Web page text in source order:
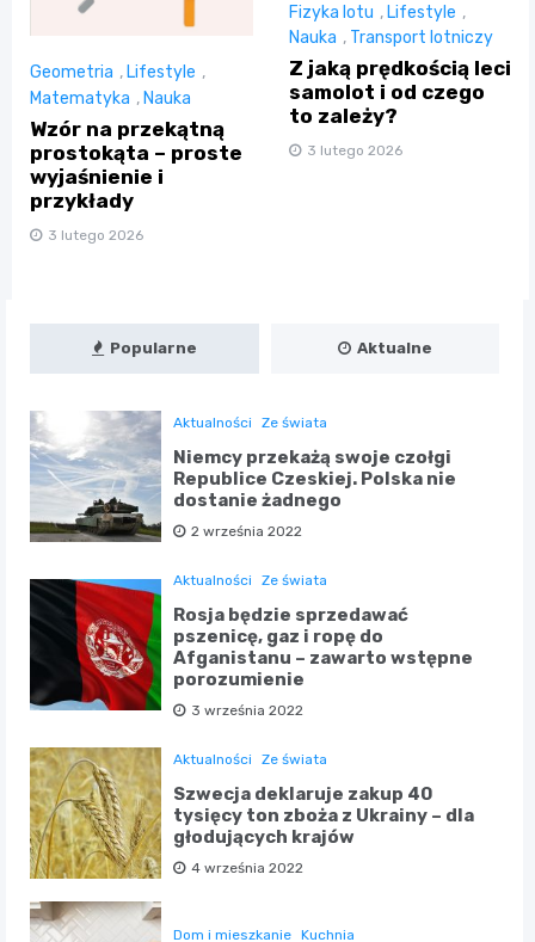
Geometria , Lifestyle ,
Matematyka , Nauka
Wzór na przekątną
prostokąta – proste
wyjaśnienie i
przykłady
3 lutego 2026
Fizyka lotu , Lifestyle ,
Nauka , Transport lotniczy
Z jaką prędkością leci
samolot i od czego
to zależy?
3 lutego 2026
Popularne Aktualne
Aktualności Ze świata
Niemcy przekażą swoje czołgi
Republice Czeskiej. Polska nie
dostanie żadnego
2 września 2022
Aktualności Ze świata
Rosja będzie sprzedawać
pszenicę, gaz i ropę do
Afganistanu – zawarto wstępne
porozumienie
3 września 2022
Aktualności Ze świata
Szwecja deklaruje zakup 40
tysięcy ton zboża z Ukrainy – dla
głodujących krajów
4 września 2022
Dom i mieszkanie Kuchnia